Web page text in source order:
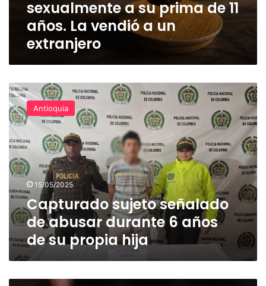
años.
vendió
extranjero
sexualmente a su prima de 11
años. La vendió a un
extranjero
Capturado
sujeto
señalado
de
abusar
durante
6
años
de
su
propia
hija
Antioquia
15/05/2025
Capturado sujeto señalado
de abusar durante 6 años
de su propia hija